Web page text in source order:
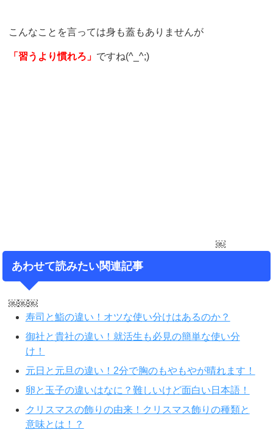
こんなことを言っては身も蓋もありませんが
「習うより慣れろ」 ですね(^_^;)
￼
あわせて読みたい関連記事
￼￼￼
寿司と鮨の違い！オツな使い分けはあるのか？
御社と貴社の違い！就活生も必見の簡単な使い分
け！
元日と元旦の違い！2分で胸のもやもやが晴れます！
卵と玉子の違いはなに？難しいけど面白い日本語！
クリスマスの飾りの由来！クリスマス飾りの種類と
意味とは！？